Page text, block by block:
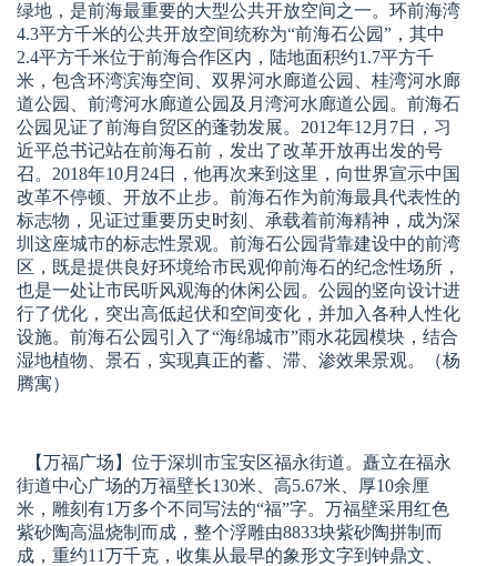
绿地，是前海最重要的大型公共开放空间之一。环前海湾
4.3平方千米的公共开放空间统称为“前海石公园”，其中
2.4平方千米位于前海合作区内，陆地面积约1.7平方千
米，包含环湾滨海空间、双界河水廊道公园、桂湾河水廊
道公园、前湾河水廊道公园及月湾河水廊道公园。前海石
公园见证了前海自贸区的蓬勃发展。2012年12月7日，习
近平总书记站在前海石前，发出了改革开放再出发的号
召。2018年10月24日，他再次来到这里，向世界宣示中国
改革不停顿、开放不止步。前海石作为前海最具代表性的
标志物，见证过重要历史时刻、承载着前海精神，成为深
圳这座城市的标志性景观。前海石公园背靠建设中的前湾
区，既是提供良好环境给市民观仰前海石的纪念性场所，
也是一处让市民听风观海的休闲公园。公园的竖向设计进
行了优化，突出高低起伏和空间变化，并加入各种人性化
设施。前海石公园引入了“海绵城市”雨水花园模块，结合
湿地植物、景石，实现真正的蓄、滞、渗效果景观。（杨
腾寓）
【万福广场】 位于深圳市宝安区福永街道。矗立在福永
街道中心广场的万福壁长130米、高5.67米、厚10余厘
米，雕刻有1万多个不同写法的“福”字。万福壁采用红色
紫砂陶高温烧制而成，整个浮雕由8833块紫砂陶拼制而
成，重约11万千克，收集从最早的象形文字到钟鼎文、